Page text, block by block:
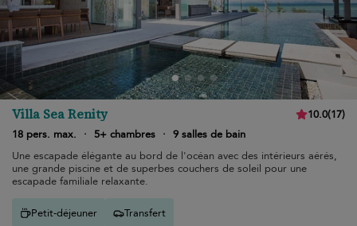
Villa Sea Renity 10.0(17)
18 pers. max.
· 5+ chambres · 9 salles de bain
Une escapade élégante au bord de l'océan avec des intérieurs aérés,
une grande piscine et de superbes couchers de soleil pour une
escapade familiale relaxante.
Petit-déjeuner Transfert